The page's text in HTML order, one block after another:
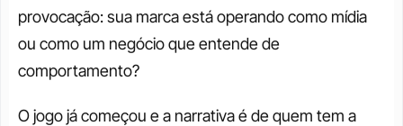
provocação: sua marca está operando como mídia
ou como um negócio que entende de
comportamento?
O jogo já começou e a narrativa é de quem tem a